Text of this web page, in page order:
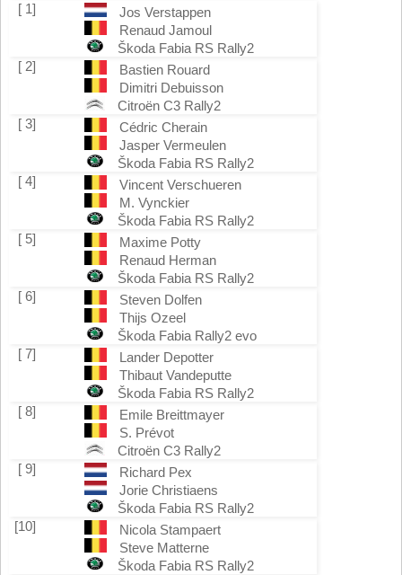
[ 1]
Jos Verstappen
Renaud Jamoul
Škoda Fabia RS Rally2
[ 2]
Bastien Rouard
Dimitri Debuisson
Citroën C3 Rally2
[ 3]
Cédric Cherain
Jasper Vermeulen
Škoda Fabia RS Rally2
[ 4]
Vincent Verschueren
M. Vynckier
Škoda Fabia RS Rally2
[ 5]
Maxime Potty
Renaud Herman
Škoda Fabia RS Rally2
[ 6]
Steven Dolfen
Thijs Ozeel
Škoda Fabia Rally2 evo
[ 7]
Lander Depotter
Thibaut Vandeputte
Škoda Fabia RS Rally2
[ 8]
Emile Breittmayer
S. Prévot
Citroën C3 Rally2
[ 9]
Richard Pex
Jorie Christiaens
Škoda Fabia RS Rally2
[10]
Nicola Stampaert
Steve Matterne
Škoda Fabia RS Rally2